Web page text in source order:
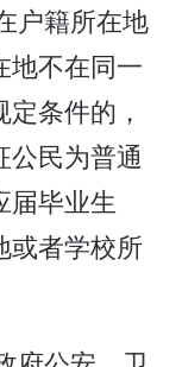
户籍所在地
地不在同一
条件的，
民为普通
届毕业生
或者学校所